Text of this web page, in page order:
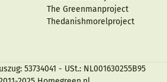
The Greenmanproject
Thedanishmorelproject
53734041 - USt.: NL001630255B95